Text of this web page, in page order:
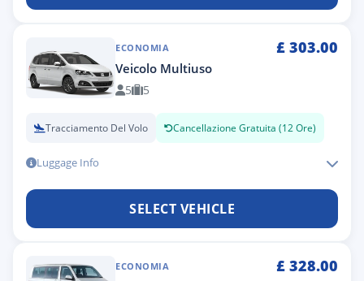
ECONOMIA £ 303.00
Veicolo Multiuso
5 5
Tracciamento Del Volo Cancellazione Gratuita (12 Ore)
Luggage Info
SELECT VEHICLE
ECONOMIA £ 328.00